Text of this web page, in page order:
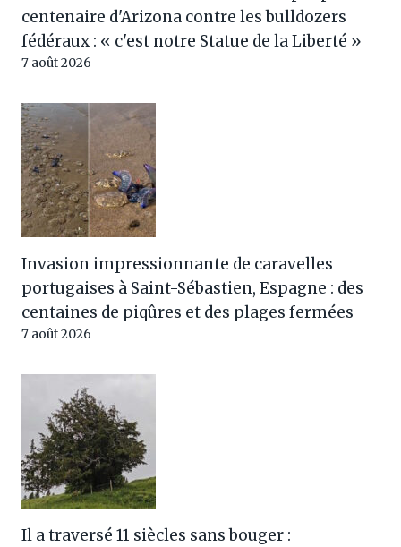
centenaire d'Arizona contre les bulldozers
fédéraux : « c'est notre Statue de la Liberté »
7 août 2026
Invasion impressionnante de caravelles
portugaises à Saint-Sébastien, Espagne : des
centaines de piqûres et des plages fermées
7 août 2026
Il a traversé 11 siècles sans bouger :